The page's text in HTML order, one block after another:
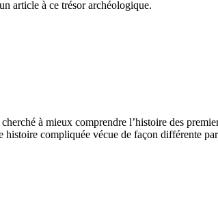
article à ce trésor archéologique.
à mieux comprendre l’histoire des
compliquée vécue de façon différente